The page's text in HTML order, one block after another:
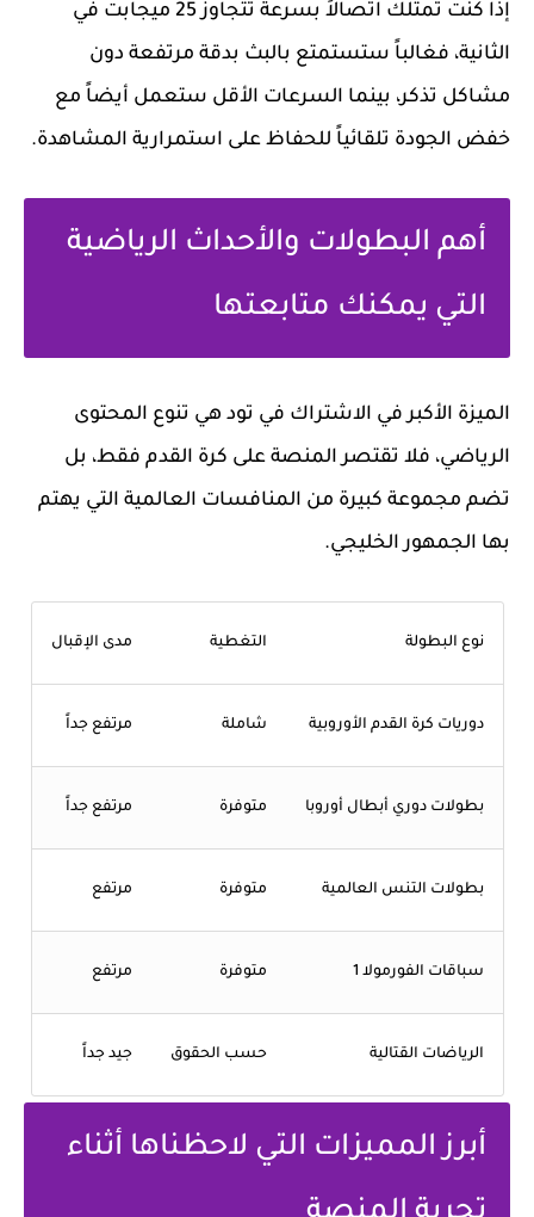
إذا كنت تمتلك اتصالاً بسرعة تتجاوز 25 ميجابت في
الثانية، فغالباً ستستمتع بالبث بدقة مرتفعة دون
مشاكل تذكر، بينما السرعات الأقل ستعمل أيضاً مع
خفض الجودة تلقائياً للحفاظ على استمرارية المشاهدة.
أهم البطولات والأحداث الرياضية
التي يمكنك متابعتها
الميزة الأكبر في الاشتراك في تود هي تنوع المحتوى
الرياضي، فلا تقتصر المنصة على كرة القدم فقط، بل
تضم مجموعة كبيرة من المنافسات العالمية التي يهتم
بها الجمهور الخليجي.
نوع البطولة التغطية مدى الإقبال
دوريات كرة القدم الأوروبية شاملة مرتفع جداً
بطولات دوري أبطال أوروبا متوفرة مرتفع جداً
بطولات التنس العالمية متوفرة مرتفع
سباقات الفورمولا 1 متوفرة مرتفع
الرياضات القتالية حسب الحقوق جيد جداً
أبرز المميزات التي لاحظناها أثناء